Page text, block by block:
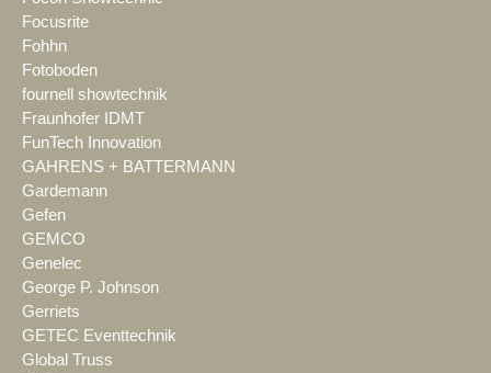
Focusrite
Fohhn
Fotoboden
fournell showtechnik
Fraunhofer IDMT
FunTech Innovation
GAHRENS + BATTERMANN
Gardemann
Gefen
GEMCO
Genelec
George P. Johnson
Gerriets
GETEC Eventtechnik
Global Truss